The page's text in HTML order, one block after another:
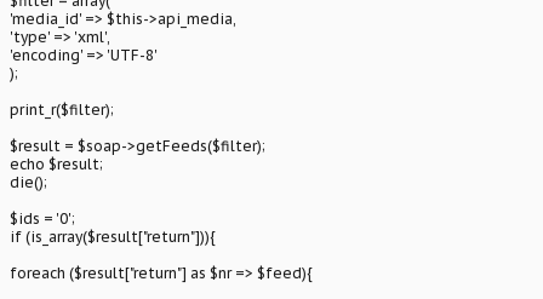
'media_id' => $this->api_media,
'type' => 'xml',
'encoding' => 'UTF-8'
);
print_r($filter);
$result = $soap->getFeeds($filter);
echo $result;
die();
$ids = '0';
if (is_array($result["return"])){
foreach ($result["return"] as $nr => $feed){